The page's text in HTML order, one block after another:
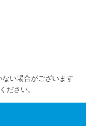
い場合がございます
ださい。